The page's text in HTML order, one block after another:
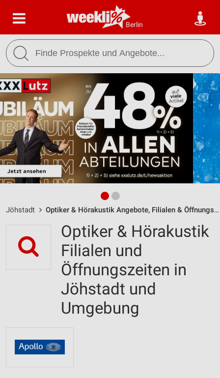
Berlin
Jöhstadt Optiker & Hörakustik Angebote, Filialen & Öffnungszeiten
Optiker & Hörakustik
Filialen und
Öffnungszeiten in
Jöhstadt und
Umgebung